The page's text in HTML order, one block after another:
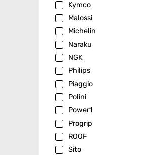
Kymco
Malossi
Michelin
Naraku
NGK
Philips
Piaggio
Polini
Power1
Progrip
ROOF
Sito